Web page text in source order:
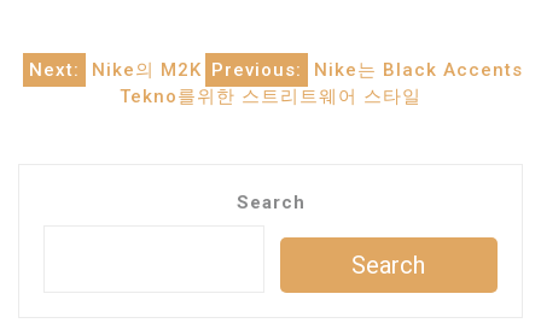
Post
Previous: Nike는 Black Accents
Next:
Nike의 M2K
Tekno를위한 스트리트웨어 스타일
Search
Search